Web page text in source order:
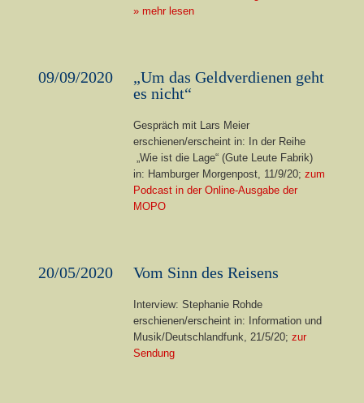
» mehr lesen
09/09/2020
„Um das Geldverdienen geht
es nicht“
Gespräch mit Lars Meier
erschienen/erscheint in: In der Reihe
„Wie ist die Lage“ (Gute Leute Fabrik)
in: Hamburger Morgenpost, 11/9/20; zum
Podcast in der Online-Ausgabe der
MOPO
20/05/2020 Vom Sinn des Reisens
Interview: Stephanie Rohde
erschienen/erscheint in: Information und
Musik/Deutschlandfunk, 21/5/20; zur
Sendung